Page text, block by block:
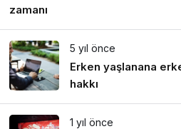
zamanı
5 yıl önce
Erken yaşlanana
hakkı
1 yıl önce